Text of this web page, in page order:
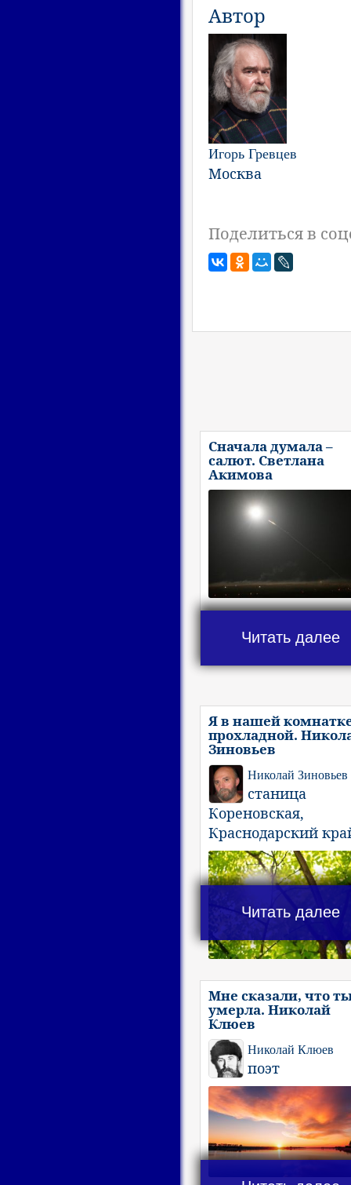
Автор
Игорь Гревцев
Москва
Поделиться в
Сначала думала –
салют. Светлана
Акимова
Читать далее
Я в нашей
прохладной.
Зиновьев
Николай Зиновьев
станица
Кореновская,
Краснодарский
Читать далее
Мне сказали, что
умерла. Николай
Клюев
Николай Клюев
поэт